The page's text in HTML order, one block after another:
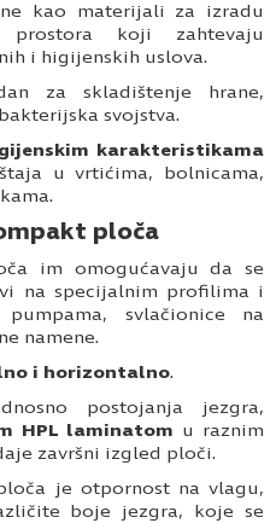
kao materijali za izradu
koji zahtevaju
i higijenskih uslova.
za skladištenje hrane,
svojstva.
karakteristikama
u vrtićima, bolnicama,
ploča
im omogućavaju da se
na specijalnim profilima i
svlačionice na
namene.
i horizontalno.
postojanja jezgra,
HPL laminatom u raznim
završni izgled ploči.
je otpornost na vlagu,
boje jezgra, koje se